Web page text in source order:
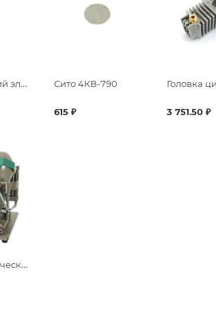
Фильтрующий элемент предварительной очистки Сито 4КВ-790
615 ₽ 3 751.50 ₽
Cтоматологический компрессор DK50-10 S, производительность 75 л/м, ресивер 10 л, ш/п шкаф